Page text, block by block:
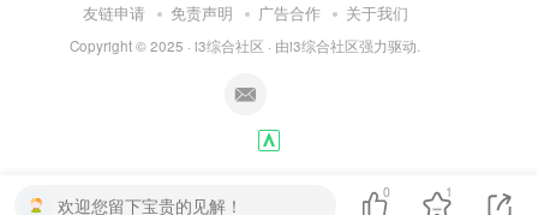
友链申请 免责声明 广告合作 关于我们
Copyright © 2025 · i3综合社区 · 由i3综合社区强力驱动.
欢迎您留下宝贵的见解！
0 1